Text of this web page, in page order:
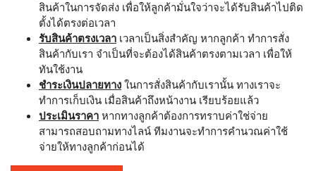
สินค้าในการจัดส่ง เพื่อให้ลูกค้ามั่นใจว่าจะได้รับสินค้าไปติด
ตั้งได้ตรงต่อเวลา
รับสินค้าตรงเวลา เวลาเป็นสิ่งสำคัญ หากลูกค้า ทำการสั่ง
สินค้ากับเรา จำเป็นที่จะต้องได้สินค้าตรงตามเวลา เพื่อให้
ทันใช้งาน
ชำระเงินปลายทาง ในการสั่งสินค้ากับเรานั้น ทางเราจะ
ทำการเก็บเงิน เมื่อสินค้าถึงหน้างาน เรียบร้อยแล้ว
ประเมินราคา หากทางลูกค้าต้องการทราบค่าใช่จ่าย
สามารถสอบถามทางไลน์ ทีมงานจะทำการคำนวณค่าใช้
จ่ายให้ทางลูกค้าก่อนได้